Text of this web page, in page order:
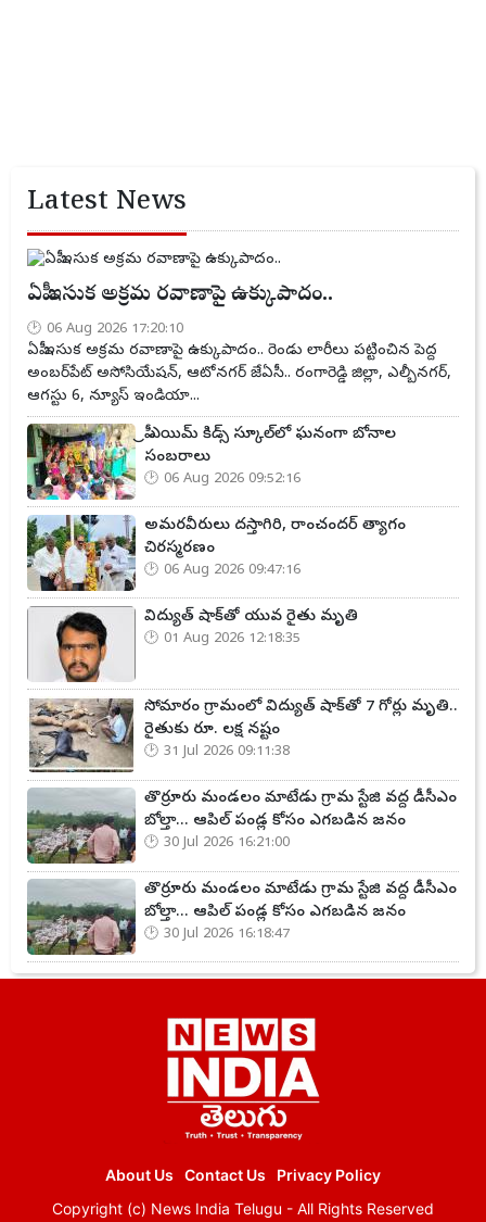
Latest News
ఏపీ ఇసుక అక్రమ రవాణాపై ఉక్కుపాదం..
06 Aug 2026 17:20:10
ఏపీ ఇసుక అక్రమ రవాణాపై ఉక్కుపాదం.. రెండు లారీలు పట్టించిన పెద్ద
అంబర్‌పేట్ అసోసియేషన్, ఆటోనగర్ జేఏసీ.. రంగారెడ్డి జిల్లా, ఎల్బీనగర్,
ఆగస్టు 6, న్యూస్ ఇండియా...
ప్రీ ఎయిమ్ కిడ్స్ స్కూల్‌లో ఘనంగా బోనాల
సంబరాలు
06 Aug 2026 09:52:16
అమరవీరులు దస్తాగిరి, రాంచందర్ త్యాగం
చిరస్మరణం
06 Aug 2026 09:47:16
విద్యుత్ షాక్‌తో యువ రైతు మృతి
01 Aug 2026 12:18:35
సోమారం గ్రామంలో విద్యుత్ షాక్‌తో 7 గోర్లు మృతి..
రైతుకు రూ. లక్ష నష్టం
31 Jul 2026 09:11:38
తొర్రూరు మండలం మాటేడు గ్రామ స్టేజి వద్ద డీసీఎం
బోల్తా... ఆపిల్ పండ్ల కోసం ఎగబడిన జనం
30 Jul 2026 16:21:00
తొర్రూరు మండలం మాటేడు గ్రామ స్టేజి వద్ద డీసీఎం
బోల్తా... ఆపిల్ పండ్ల కోసం ఎగబడిన జనం
30 Jul 2026 16:18:47
About Us Contact Us
Privacy Policy
Copyright (c) News India Telugu - All Rights Reserved